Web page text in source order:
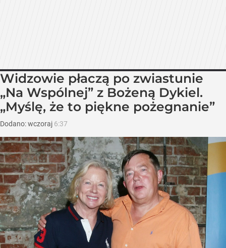
Widzowie płaczą po zwiastunie
„Na Wspólnej” z Bożeną Dykiel.
„Myślę, że to piękne pożegnanie”
Dodano:wczoraj 6:37